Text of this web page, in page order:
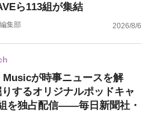
ら113組が集結
集部 2026/8/6
が時事ニュースを解
するオリジナルポッドキャ
を独占配信——毎日新聞社・